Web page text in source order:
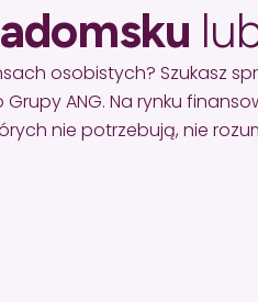
osobistych? Szukasz
ANG. Na rynku
nie potrzebują, nie